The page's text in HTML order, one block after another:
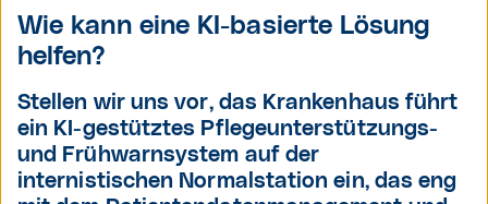
Wie kann eine KI-basierte Lösung
helfen?
Stellen wir uns vor, das Krankenhaus führt
ein KI-gestütztes Pflegeunterstützungs-
und Frühwarnsystem auf der
internistischen Normalstation ein, das eng